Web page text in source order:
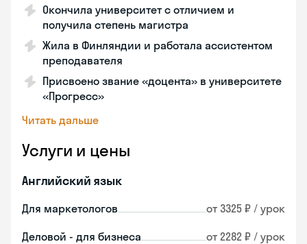
Окончила университет с отличием и
получила степень магистра
Жила в Финляндии и работала ассистентом
преподавателя
Присвоено звание «доцента» в университете
«Прогресс»
Читать дальше
Услуги и цены
Английский язык
Для маркетологов от 3325 ₽ / урок
Деловой - для бизнеса от 2282 ₽ / урок